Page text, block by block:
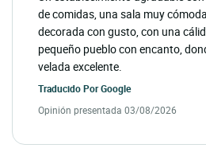
de comidas, una sala muy
decorada con gusto, con una
pequeño pueblo con encanto,
velada excelente.
Traducido PorGoogle
Opinión presentada 03/08/2026